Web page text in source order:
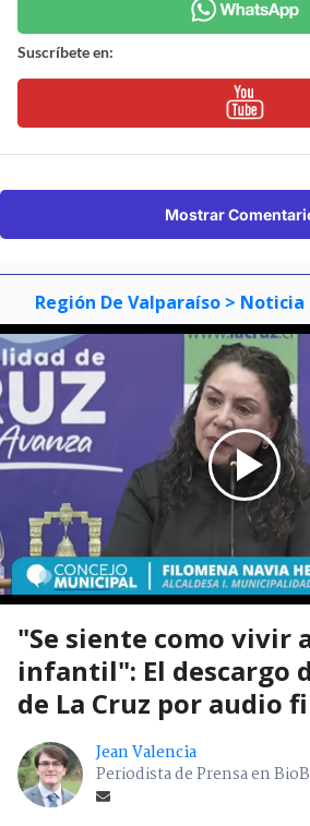
Suscríbete en:
Mostrar
Región De Valparaíso > Noticia
"Se siente como vivir
infantil": El descargo
de La Cruz por audio
Jean Valencia
Periodista de Prensa en